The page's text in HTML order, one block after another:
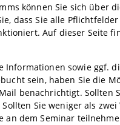
können Sie sich über
dass Sie alle
Auf dieser Seite
sowie ggf.
sein, haben Sie die
benachrichtigt. Sollten
Sie weniger als
an dem Seminar